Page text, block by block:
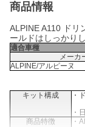
商品情報
ALPINE A110 ドリ
ールドはしっかり
適合車種
メーカ
ALPINE/アルピーヌ
キット構成
・
・
商品特徴
・